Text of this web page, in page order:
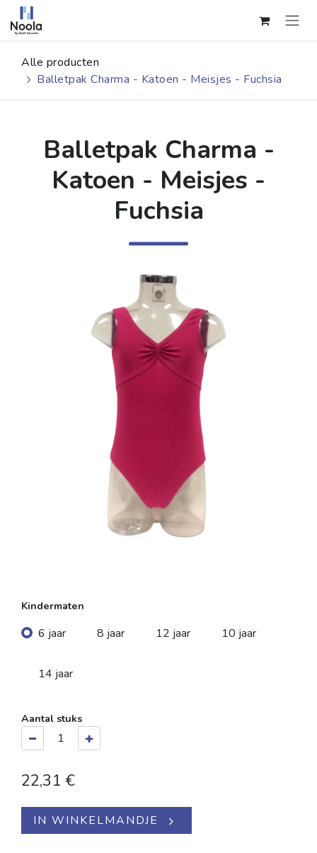
Overslaan naar inhoud
Alle producten
Balletpak Charma - Katoen - Meisjes - Fuchsia
Balletpak Charma -
Katoen - Meisjes -
Fuchsia
Kindermaten
6 jaar 8 jaar 12 jaar 10 jaar
14 jaar
Aantal stuks
22,31 €
IN WINKELMANDJE